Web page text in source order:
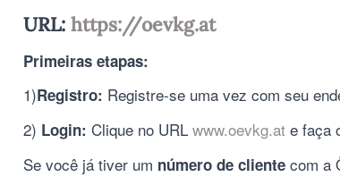
URL: https://oevkg.at
Primeiras etapas:
1)Registro: Registre-se uma vez com seu
2) Login: Clique no URL www.oevkg.ate faça
Se você já tiver um número de clientecom a